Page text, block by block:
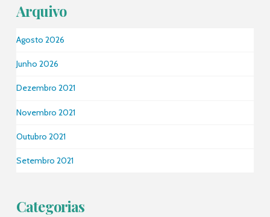
Arquivo
Agosto 2026
Junho 2026
Dezembro 2021
Novembro 2021
Outubro 2021
Setembro 2021
Categorias